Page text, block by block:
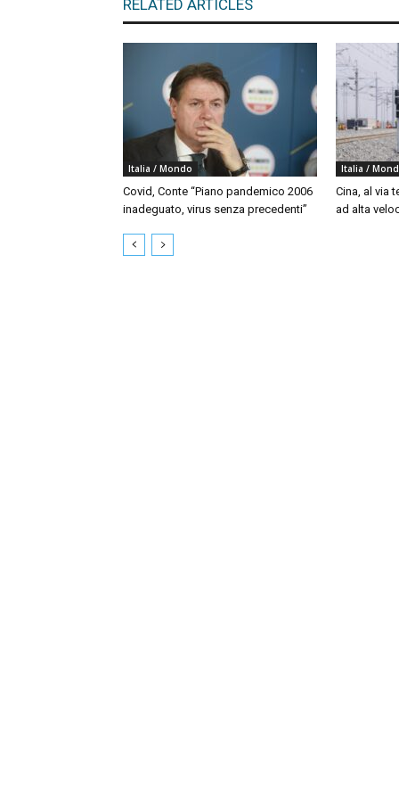
RELATED ARTICLES
Italia / Mondo
Covid, Conte “Piano pandemico 2006
inadeguato, virus senza precedenti”
Italia /
Cina, al via
ad alta